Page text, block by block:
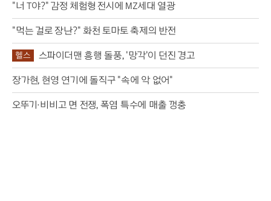
"너 T야?" 감정 체험형 전시에 MZ세대 열광
"먹는 걸로 장난?" 화천 토마토 축제의 반전
헬스 스파이더맨 흥행 돌풍, '망각'이 던진 경고
장가현, 현영 연기에 돌직구 "속에 악 없어"
오뚜기·비비고 면 전쟁, 폭염 특수에 매출 껑충